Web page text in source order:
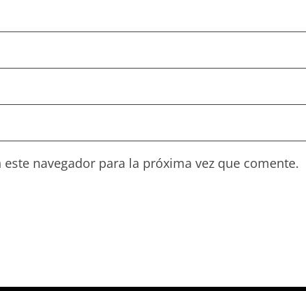
navegador para la próxima vez que comente.